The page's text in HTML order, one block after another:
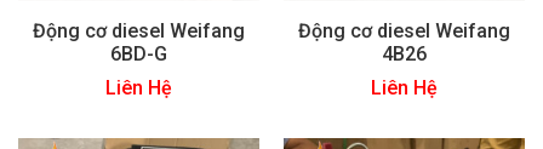
Động cơ diesel Weifang
6BD-G
Liên Hệ
Động cơ diesel Weifang
4B26
Liên Hệ